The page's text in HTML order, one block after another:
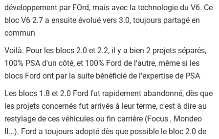
développement par FOrd, mais avec la technologie du V6. Ce
bloc V6 2.7 a ensuite évolué vers 3.0, toujours partagé en
commun
Voilà. Pour les blocs 2.0 et 2.2, il y a bien 2 projets séparés,
100% PSA d'un côté, et 100% Ford de l'autre, même si les
blocs Ford ont par la suite bénéficié de l'expertise de PSA
Les blocs 1.8 et 2.0 Ford fut rapidement abandonné, dès que
les projets concernés fut arrivés à leur terme, c'est à dire au
restylage de ces véhicules ou fin carrière (Focus , Mondeo
II...). Ford a toujours adopté dès que possible le bloc 2.0 de